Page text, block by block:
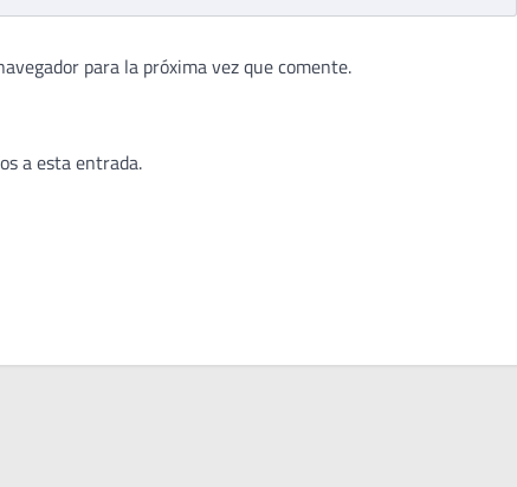
para la próxima vez que comente.
a esta entrada.